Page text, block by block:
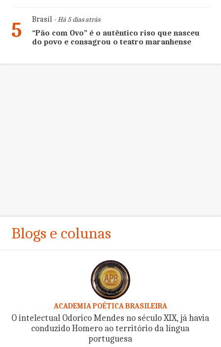
5 Brasil- Há 5 dias atrás
“Pão com Ovo” é o autêntico riso que nasceu
do povo e consagrou o teatro maranhense
Blogs e colunas
ACADEMIA POÉTICA BRASILEIRA
O intelectual Odorico Mendes no século XIX, já havia
conduzido Homero ao território da língua
portuguesa